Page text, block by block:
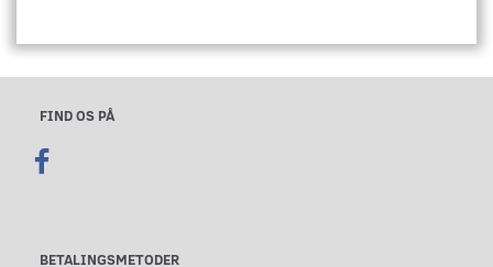
FIND OS PÅ
BETALINGSMETODER